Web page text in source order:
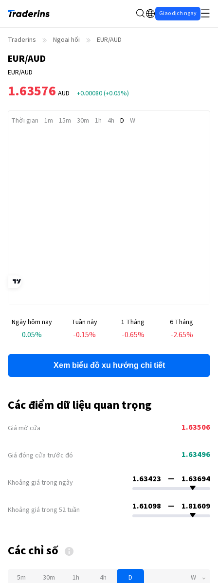
Giao dịch ngay
Traderins Ngoại hối EUR/AUD
EUR/AUD
EUR/AUD
1.63576 AUD +0.00080(+0.05%)
Thời gian 1m 15m 30m 1h 4h D W
Ngày hôm nay
0.05%
Tuần này
-0.15%
1 Tháng
-0.65%
6 Tháng
-2.65%
Xem biểu đồ xu hướng chi tiết
Các điểm dữ liệu quan trọng
Giá mở cửa
Giá đóng cửa trước đó
Khoảng giá trong ngày
Khoảng giá trong 52 tuần
1.63506
1.63496
1.63423 1.63694
1.61098 1.81609
Các chỉ số
5m 30m 1h 4h D W